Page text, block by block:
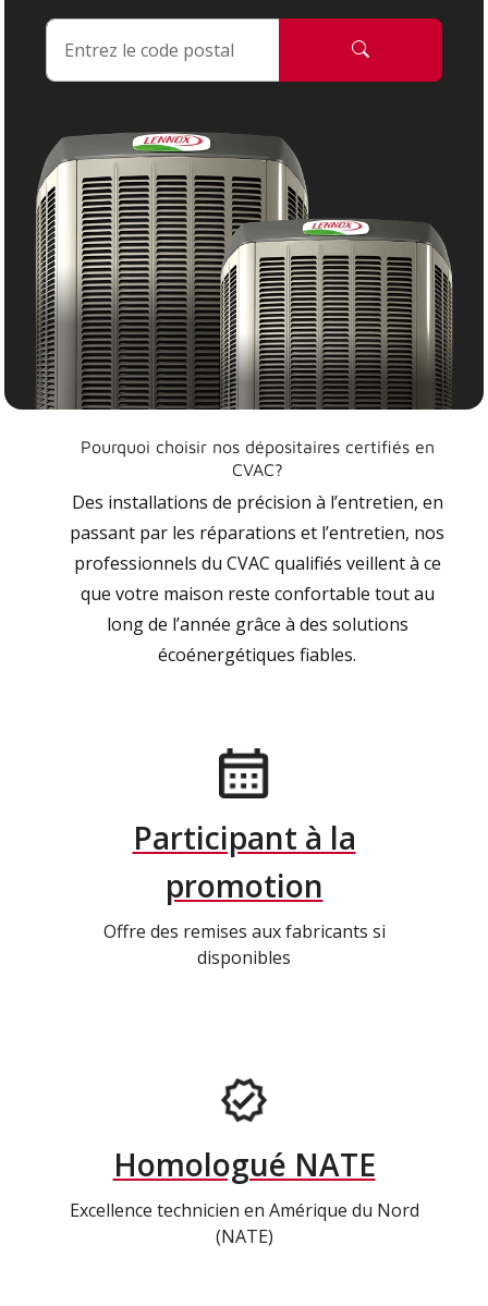
Pourquoi choisir nos dépositaires certifiés en
CVAC?
Des installations de précision à l’entretien, en
passant par les réparations et l’entretien, nos
professionnels du CVAC qualifiés veillent à ce
que votre maison reste confortable tout au
long de l’année grâce à des solutions
écoénergétiques fiables.
Participant à la
promotion
Offre des remises aux fabricants si
disponibles
Homologué NATE
Excellence technicien en Amérique du Nord
(NATE)